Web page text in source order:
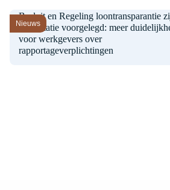
Nieuws
Besluit en Regeling loontransparantie
consultatie voorgelegd: meer
voor werkgevers over
rapportageverplichtingen